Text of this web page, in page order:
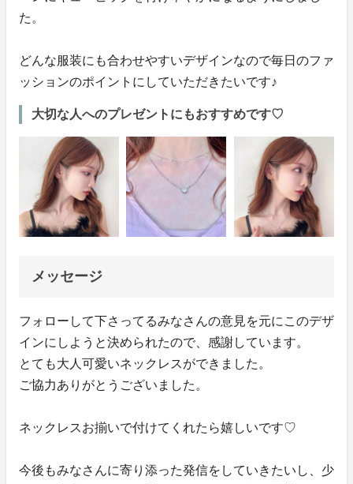
た。
どんな服装にも合わせやすいデザインなので毎日のファ
ッションのポイントにしていただきたいです♪
大切な人へのプレゼントにもおすすめです♡
メッセージ
フォローして下さってるみなさんの意見を元にこのデザ
インにしようと決められたので、感謝しています。
とても大人可愛いネックレスができました。
ご協力ありがとうございました。
ネックレスお揃いで付けてくれたら嬉しいです♡
今後もみなさんに寄り添った発信をしていきたいし、少